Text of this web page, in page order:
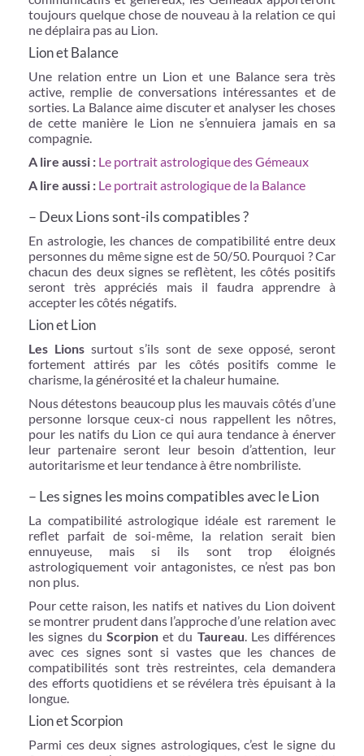
toujours quelque chose de nouveau à la relation ce qui
ne déplaira pas au Lion.
Lion et Balance
Une relation entre un Lion et une Balance sera très
active, remplie de conversations intéressantes et de
sorties. La Balance aime discuter et analyser les choses
de cette manière le Lion ne s’ennuiera jamais en sa
compagnie.
A lire aussi : Le portrait astrologique des Gémeaux
A lire aussi : Le portrait astrologique de la Balance
– Deux Lions sont-ils compatibles ?
En astrologie, les chances de compatibilité entre deux
personnes du même signe est de 50/50. Pourquoi ? Car
chacun des deux signes se reflètent, les côtés positifs
seront très appréciés mais il faudra apprendre à
accepter les côtés négatifs.
Lion et Lion
Les Lionssurtout s’ils sont de sexe opposé, seront
fortement attirés par les côtés positifs comme le
charisme, la générosité et la chaleur humaine.
Nous détestons beaucoup plus les mauvais côtés d’une
personne lorsque ceux-ci nous rappellent les nôtres,
pour les natifs du Lion ce qui aura tendance à énerver
leur partenaire seront leur besoin d’attention, leur
autoritarisme et leur tendance à être nombriliste.
– Les signes les moins compatibles avec le Lion
La compatibilité astrologique idéale est rarement le
reflet parfait de soi-même, la relation serait bien
ennuyeuse, mais si ils sont trop éloignés
astrologiquement voir antagonistes, ce n’est pas bon
non plus.
Pour cette raison, les natifs et natives du Lion doivent
se montrer prudent dans l’approche d’une relation avec
les signes du Scorpionet du Taureau . Les différences
avec ces signes sont si vastes que les chances de
compatibilités sont très restreintes, cela demandera
des efforts quotidiens et se révélera très épuisant à la
longue.
Lion et Scorpion
Parmi ces deux signes astrologiques, c’est le signe du